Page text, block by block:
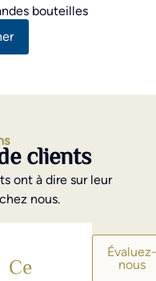
bouteilles
clients
ont à dire sur leur
nous.
nous